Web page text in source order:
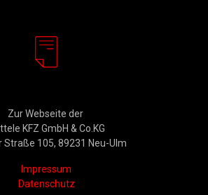
Zur Webseite der
KFZ GmbH & Co.KG
Straße 105, 89231 Neu-Ulm
Impressum
Datenschutz